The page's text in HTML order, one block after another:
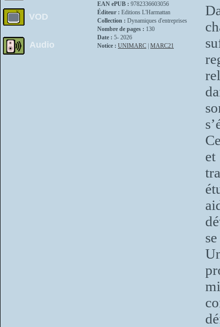
VOD
Audio
EAN ePUB : 9782336603056
Éditeur : Editions L'Harmattan
Collection : Dynamiques d'entreprises
Nombre de pages : 130
Date : 5- 2026
Notice : UNIMARC MARC21
et